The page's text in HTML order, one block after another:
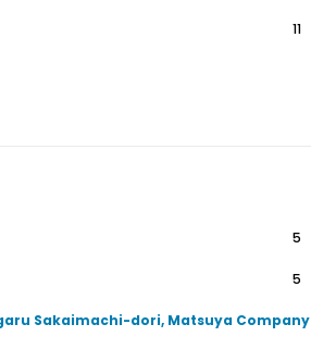
11
5
5
Sakaimachi-dori, Matsuya Company